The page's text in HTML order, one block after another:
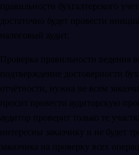
правильности бухгалтерского
достаточно будет провести
налоговый аудит.
Проверка правильности ведения
подтверждение достоверности
отчётности, нужна не всем
просит провести аудиторскую
аудитор проверит только те
интересны заказчику и не будет
заказчика на проверку всех